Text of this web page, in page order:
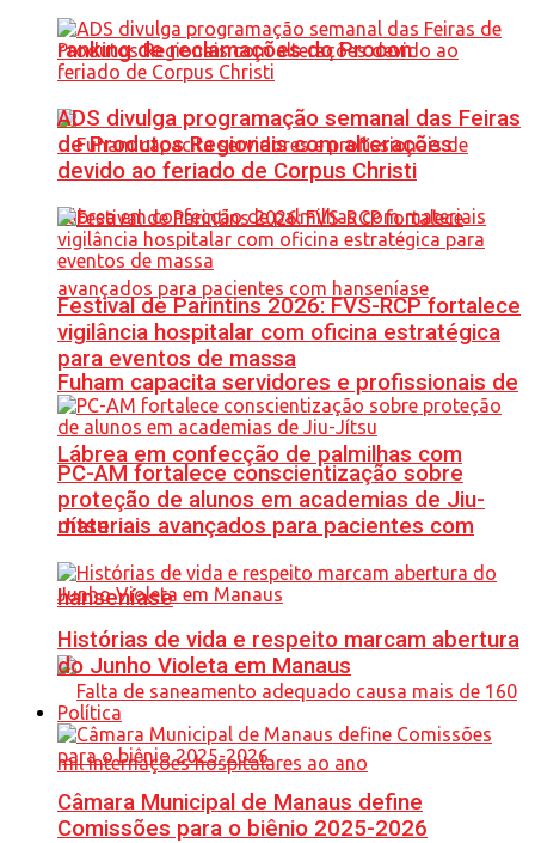
ranking de reclamações do Procon
Fuham capacita servidores e profissionais de
Lábrea em confecção de palmilhas com
materiais avançados para pacientes com
hanseníase
ADS divulga programação semanal das Feiras
de Produtos Regionais com alterações
devido ao feriado de Corpus Christi
Festival de Parintins 2026: FVS-RCP fortalece
vigilância hospitalar com oficina estratégica
para eventos de massa
PC-AM fortalece conscientização sobre
proteção de alunos em academias de Jiu-
Jítsu
Histórias de vida e respeito marcam abertura
do Junho Violeta em Manaus
Política
Câmara Municipal de Manaus define
Comissões para o biênio 2025-2026